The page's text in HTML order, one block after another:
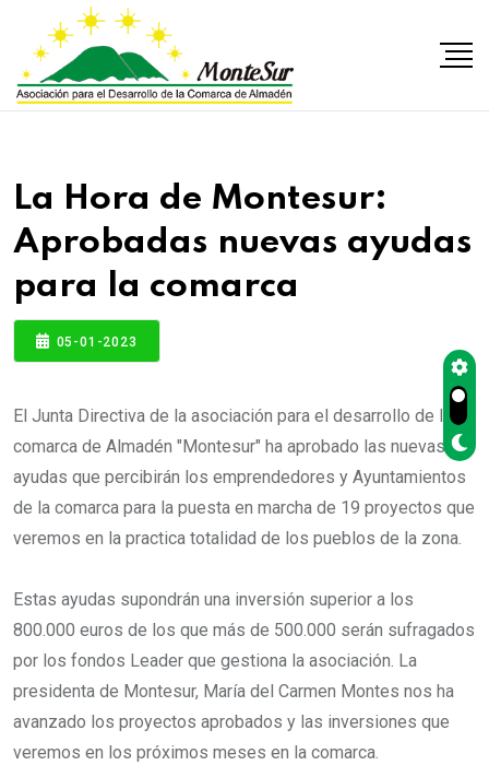
La Hora de Montesur:
Aprobadas nuevas ayudas
para la comarca
05-01-2023
El Junta Directiva de la asociación para el desarrollo de la
comarca de Almadén "Montesur" ha aprobado las nuevas
ayudas que percibirán los emprendedores y Ayuntamientos
de la comarca para la puesta en marcha de 19 proyectos que
veremos en la practica totalidad de los pueblos de la zona.
Estas ayudas supondrán una inversión superior a los
800.000 euros de los que más de 500.000 serán sufragados
por los fondos Leader que gestiona la asociación. La
presidenta de Montesur, María del Carmen Montes nos ha
avanzado los proyectos aprobados y las inversiones que
veremos en los próximos meses en la comarca.